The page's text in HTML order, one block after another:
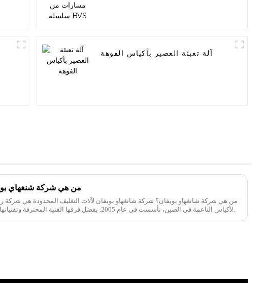
آلة تعبئة العصير بأكياس الفوهة
من هي شركة شنغهاي
من هي شركة شانغهاو بويفان؟ شركة شانغهاو بويفان لآلات التغليف المحدودة هي شركة
الأكياس الناعمة في الصين، تأسست في عام 2005. بفضل فرقها